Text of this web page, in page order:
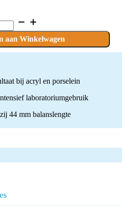
aan Winkelwagen
bij acryl en porselein
laboratoriumgebruik
44 mm balanslengte